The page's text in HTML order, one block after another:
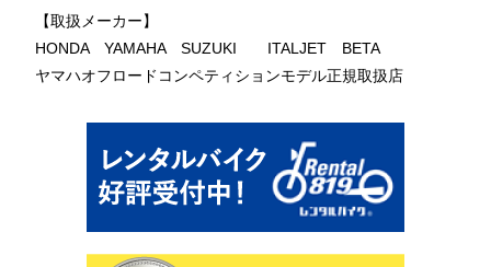
【取扱メーカー】
HONDA YAMAHA SUZUKI ITALJET BETA
ヤマハオフロードコンペティションモデル正規取扱店